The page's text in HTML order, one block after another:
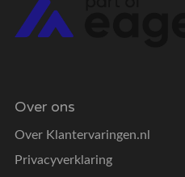
Over ons
Over Klantervaringen.nl
Privacyverklaring